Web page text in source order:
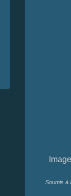
Soumis à